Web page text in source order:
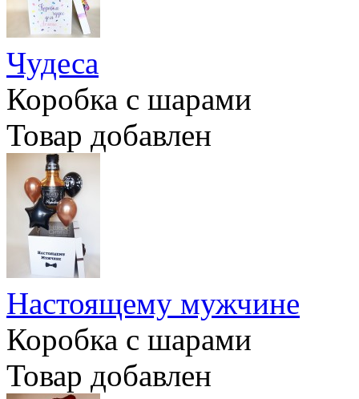
Чудеса
Коробка с шарами
Товар добавлен
Настоящему мужчине
Коробка с шарами
Товар добавлен